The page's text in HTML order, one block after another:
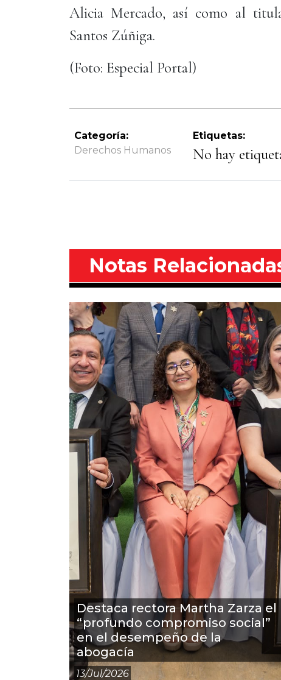
Alicia Mercado, así como al
Santos Zúñiga.
(Foto: Especial Portal)
Categoría:
Derechos Humanos
Etiquetas:
No hay
Notas
Destaca rectora Martha Zarza el
“profundo compromiso social”
en el desempeño de la
abogacía
13/jul/2026